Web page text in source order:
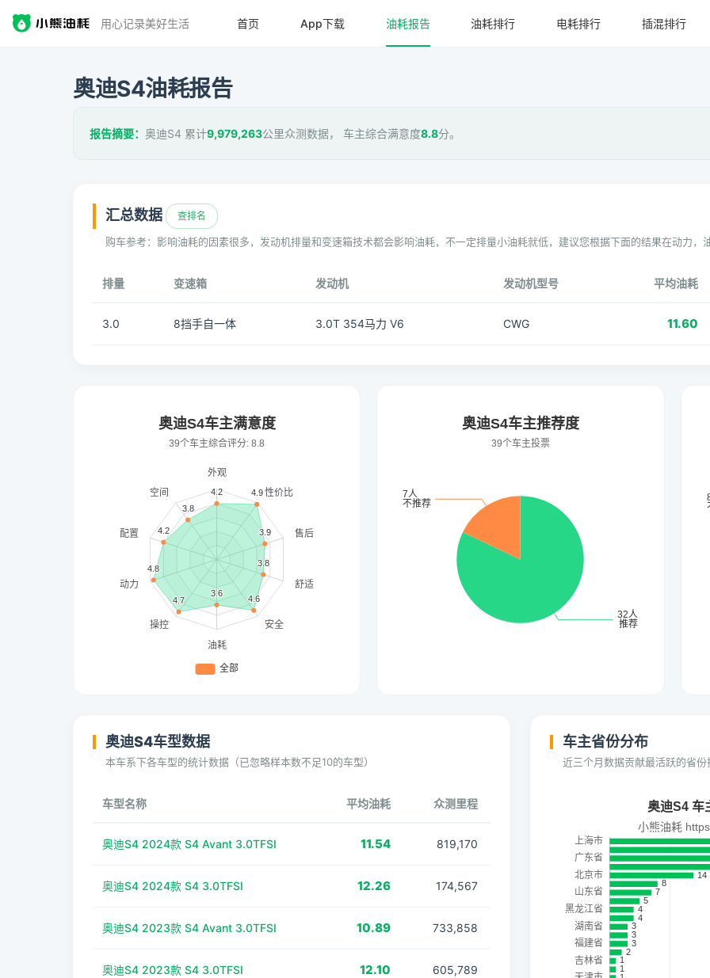
用心记录美好生活 首页 App下载 油耗报告 油耗排行 电耗排行 插混排行
奥迪S4油耗报告
报告摘要： 奥迪S4 累计9,979,263公里众测数据， 车主综合满意度8.8分。
汇总数据 查排名
购车参考：影响油耗的因素很多，发动机排量和变速箱技术都会影响油耗，不一定排量小油耗就低，建议您根据下面的结果在动力
排量 变速箱 发动机 发动机型号 平均油耗
3.0 8挡手自一体 3.0T 354马力 V6 CWG 11.60
奥迪S4车型数据
本车系下各车型的统计数据（已忽略样本数不足10的车型）
车型名称 平均油耗 众测里程
奥迪S4 2024款 S4 Avant 3.0TFSI 11.54 819,170
奥迪S4 2024款 S4 3.0TFSI 12.26 174,567
奥迪S4 2023款 S4 Avant 3.0TFSI 10.89 733,858
奥迪S4 2023款 S4 3.0TFSI 12.10 605,789
车主省份分布
近三个月数据贡献最活跃的省份